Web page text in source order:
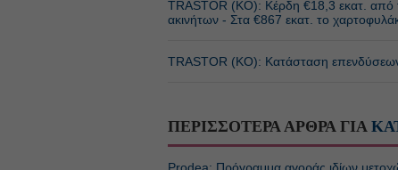
TRASTOR (ΚΟ): Κέρδη €18,3 εκατ. από
ακινήτων - Στα €867 εκατ. το
TRASTOR (ΚΟ): Κατάσταση
ΠΕΡΙΣΣΟΤΕΡΑ ΑΡΘΡΑ ΓΙΑ
Prodea: Πρόγραμμα αγοράς ιδίων